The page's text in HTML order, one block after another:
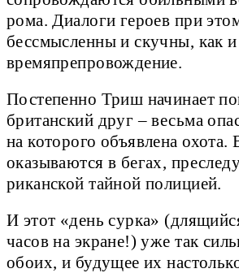
рома. Диалоги героев при
бессмысленны и скучны, как и
времяпрепровождение.
Постепенно Триш начинает
британский друг – весьма
на которого объявлена охота.
оказываются в бегах,
риканской тайной полицией.
И этот «день сурка»
часов на экране!) уже так
обоих, и будущее их